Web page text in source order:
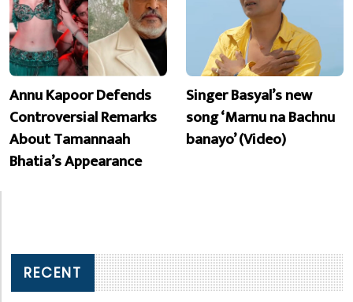
Annu Kapoor Defends
Controversial Remarks
About Tamannaah
Bhatia’s Appearance
Singer Basyal’s new
song ‘Marnu na Bachnu
banayo’ (Video)
RECENT